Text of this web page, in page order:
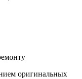
оригинальных